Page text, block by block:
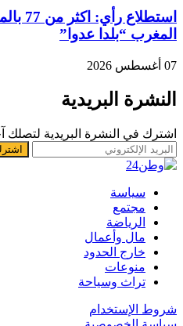
المغرب “بلدا عدوا”
07 أغسطس 2026
النشرة البريدية
اشترك في النشرة البريدية لتصلك
سياسة
مجتمع
الرياضة
مال وأعمال
خارج الحدود
منوعات
تراث وسياحة
شروط الإستخدام